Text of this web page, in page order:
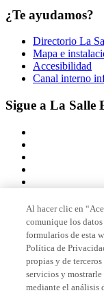
¿Te ayudamos?
Directorio La
Mapa e
Accesibilidad
Canal interno
Sigue a La Salle
Miembro de
Acreditaciones
Al hacer clic en
comunique los
formularios de esta
Política de
propias y de
servicios y
mediante el análisis